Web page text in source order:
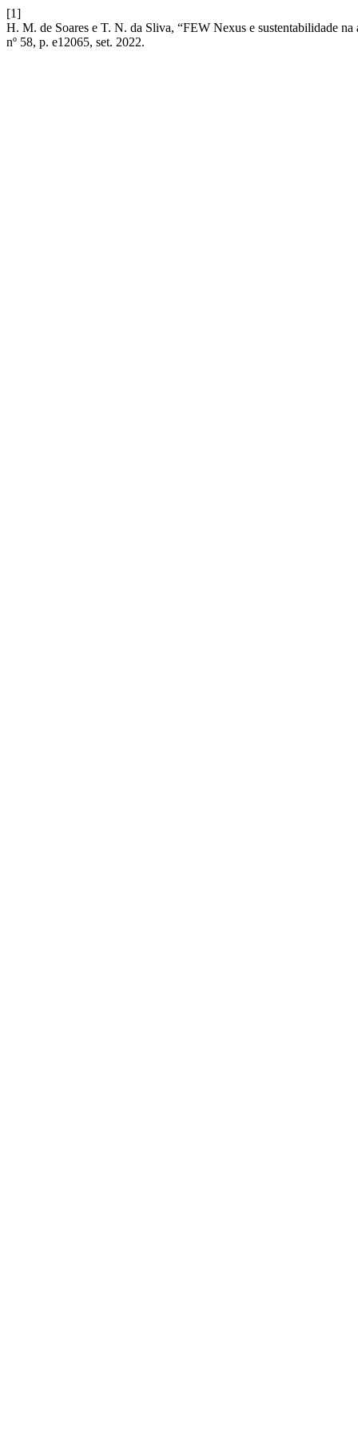
[1]
H. M. de Soares e T. N. da Sliva, “FEW Nexus e sustentabilidade
nº 58, p. e12065, set. 2022.